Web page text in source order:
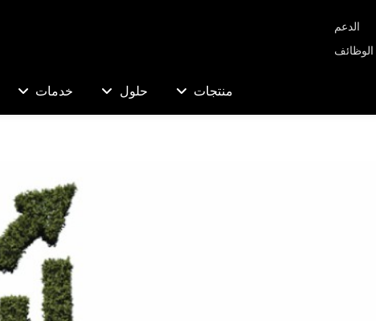
الدعم
الوظائف
منتجات حلول خدمات